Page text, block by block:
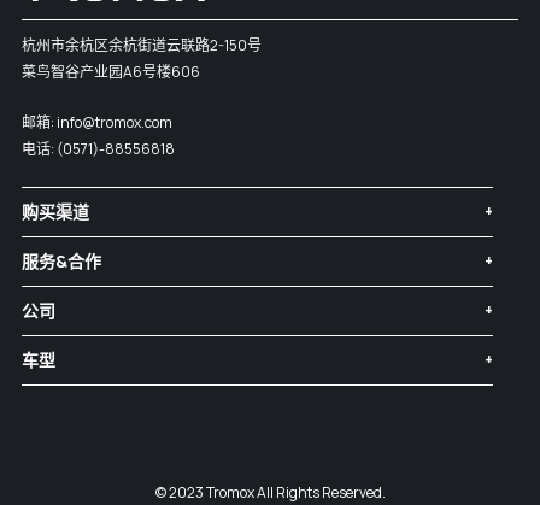
车型
服务&合作
公司
购买渠道
杭州市余杭区余杭街道云联路2-150号
菜鸟智谷产业园A6号楼606
邮箱: info@tromox.com
电话: (0571)-88556818
© 2023 Tromox All Rights Reserved.